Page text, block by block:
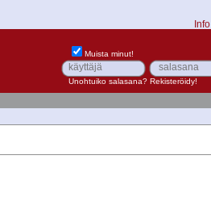
Info
Muista minut!
Unohtuiko salasana? Rekisteröidy!